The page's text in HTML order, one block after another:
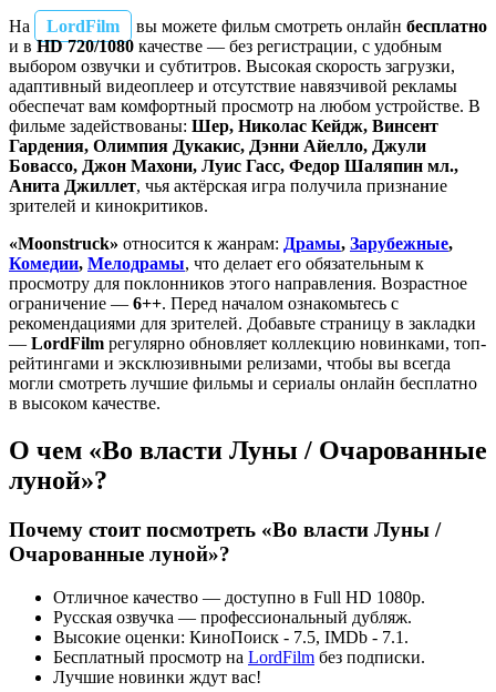
На
LordFilm вы можете фильм смотреть онлайн бесплатно
и вHD 720/1080 качестве — без регистрации, с удобным
выбором озвучки и субтитров. Высокая скорость загрузки,
адаптивный видеоплеер и отсутствие навязчивой рекламы
обеспечат вам комфортный просмотр на любом устройстве. В
фильме задействованы: Шер, Николас Кейдж, Винсент
Гардения, Олимпия Дукакис, Дэнни Айелло, Джули
Бовассо, Джон Махони, Луис Гасс, Федор Шаляпин мл.,
Анита Джиллет, чья актёрская игра получила признание
зрителей и кинокритиков.
«Moonstruck» относится к жанрам: Драмы, Зарубежные,
Комедии, Мелодрамы, что делает его обязательным к
просмотру для поклонников этого направления. Возрастное
ограничение — 6++. Перед началом ознакомьтесь с
рекомендациями для зрителей. Добавьте страницу в закладки
— LordFilm регулярно обновляет коллекцию новинками, топ-
рейтингами и эксклюзивными релизами, чтобы вы всегда
могли смотреть лучшие фильмы и сериалы онлайн бесплатно
в высоком качестве.
О чем «Во власти Луны / Очарованные
луной»?
Почему стоит посмотреть «Во власти Луны /
Очарованные луной»?
Отличное качество — доступно в Full HD 1080p.
Русская озвучка — профессиональный дубляж.
Высокие оценки: КиноПоиск - 7.5, IMDb - 7.1.
Бесплатный просмотр на LordFilm без подписки.
Лучшие новинки ждут вас!